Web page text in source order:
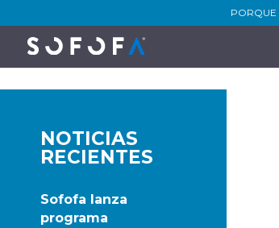
PORQUE
NOTICIAS
RECIENTES
Sofofa lanza
programa